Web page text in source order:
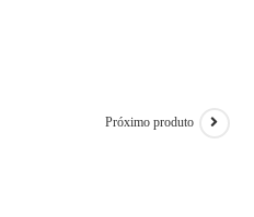
Próximo produto